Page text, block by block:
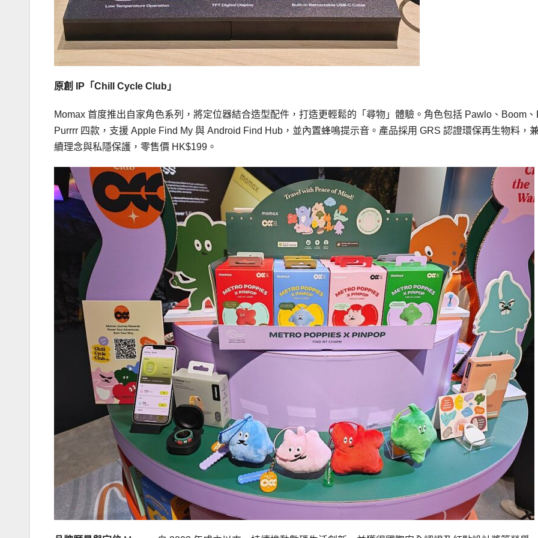
原創 IP 「Chill Cycle Club 」
Momax 首度推出自家角色系列，將定位器結合造型配件，打造更輕鬆的「尋物」體驗。角色包括 Pawlo、Boom、
Purrrr 四款，支援 Apple Find My 與 Android Find Hub，並內置蜂鳴提示音。產品採用 GRS 認證環保再生物料，
續理念與私隱保護，零售價 HK$199。